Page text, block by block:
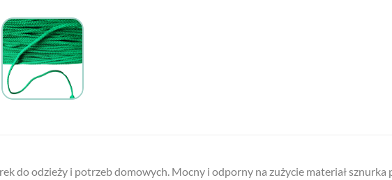
do odzieży i potrzeb domowych. Mocny i odporny na zużycie materiał sznurka